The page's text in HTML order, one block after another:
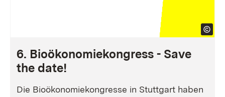
6. Bioökonomiekongress - Save
the date!
Die Bioökonomiekongresse in Stuttgart haben